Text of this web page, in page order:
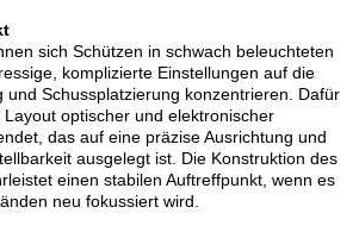
sich Schützen in schwach beleuchteten
komplizierte Einstellungen auf die
und Schussplatzierung konzentrieren. Dafür
optischer und elektronischer
das auf eine präzise Ausrichtung und
ausgelegt ist. Die Konstruktion des
einen stabilen Auftreffpunkt, wenn es
neu fokussiert wird.